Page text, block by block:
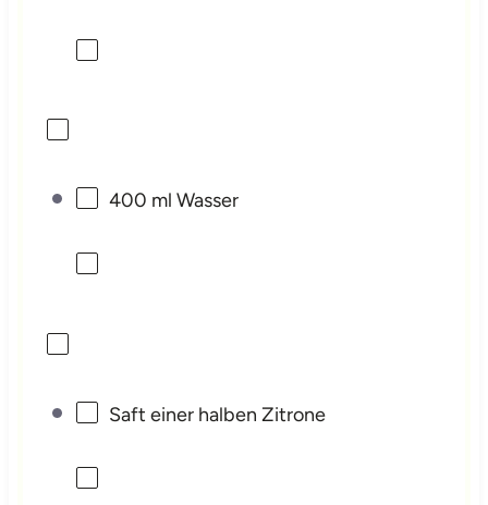
400 ml Wasser
Saft einer halben Zitrone